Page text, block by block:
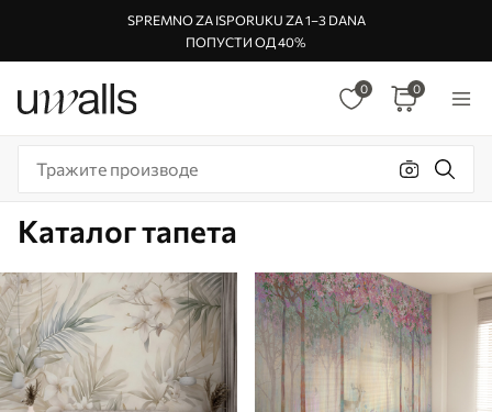
SPREMNO ZA ISPORUKU ZA 1–3 DANA
ПОПУСТИ ОД 40%
0 0
Каталог тапета